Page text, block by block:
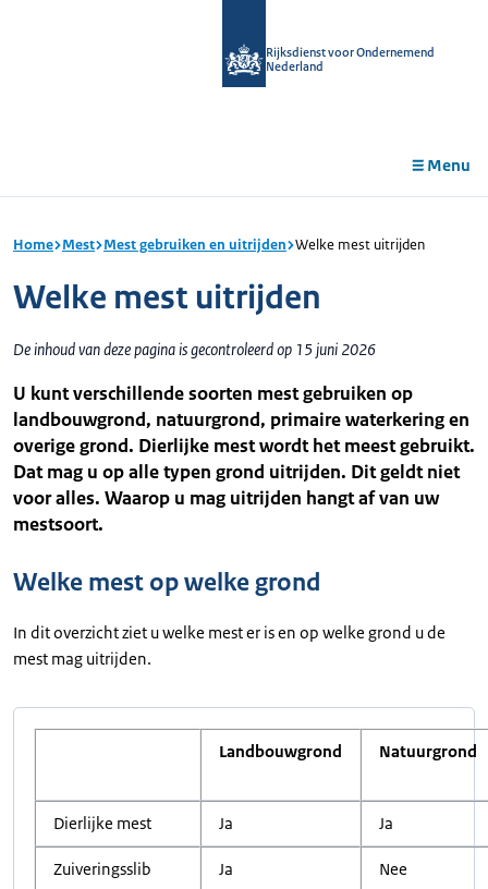
Rijksdienst voor Ondernemend
Nederland
Menu
Home Mest Mest gebruiken en uitrijden Welke mest uitrijden
Welke mest uitrijden
De inhoud van deze pagina is gecontroleerd op 15 juni 2026
U kunt verschillende soorten mest gebruiken op
landbouwgrond, natuurgrond, primaire waterkering en
overige grond. Dierlijke mest wordt het meest gebruikt.
Dat mag u op alle typen grond uitrijden. Dit geldt niet
voor alles. Waarop u mag uitrijden hangt af van uw
mestsoort.
Welke mest op welke grond
In dit overzicht ziet u welke mest er is en op welke grond u de
mest mag uitrijden.
Landbouwgrond Natuurgrond
Dierlijke mest Ja Ja
Zuiveringsslib Ja Nee